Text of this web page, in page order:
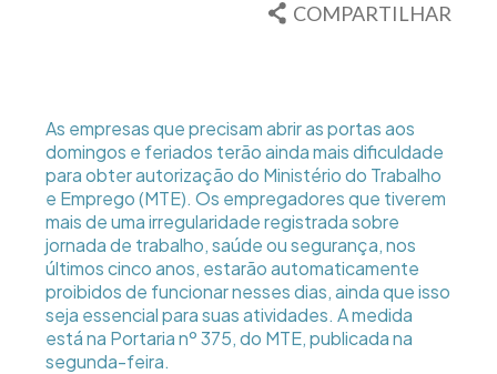
COMPARTILHAR
As empresas que precisam abrir as portas aos
domingos e feriados terão ainda mais dificuldade
para obter autorização do Ministério do Trabalho
e Emprego (MTE). Os empregadores que tiverem
mais de uma irregularidade registrada sobre
jornada de trabalho, saúde ou segurança, nos
últimos cinco anos, estarão automaticamente
proibidos de funcionar nesses dias, ainda que isso
seja essencial para suas atividades. A medida
está na Portaria nº 375, do MTE, publicada na
segunda-feira.